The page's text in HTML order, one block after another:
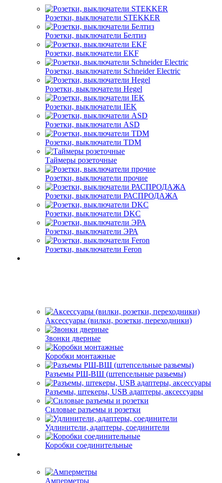
Розетки, выключатели STEKKER
Розетки, выключатели Белтиз
Розетки, выключатели EKF
Розетки, выключатели Schneider Electric
Розетки, выключатели Hegel
Розетки, выключатели IEK
Розетки, выключатели ASD
Розетки, выключатели TDM
Таймеры розеточные
Розетки, выключатели прочие
Розетки, выключатели РАСПРОДАЖА
Розетки, выключатели DKC
Розетки, выключатели ЭРА
Розетки, выключатели Feron
Аксессуары (вилки, розетки, переходники)
Звонки дверные
Коробки монтажные
Разъемы РШ-ВШ (штепсельные разьемы)
Разъемы, штекеры, USB адаптеры, аксессуары
Силовые разъемы и розетки
Удлинители, адаптеры, соединители
Коробки соединительные
Амперметры